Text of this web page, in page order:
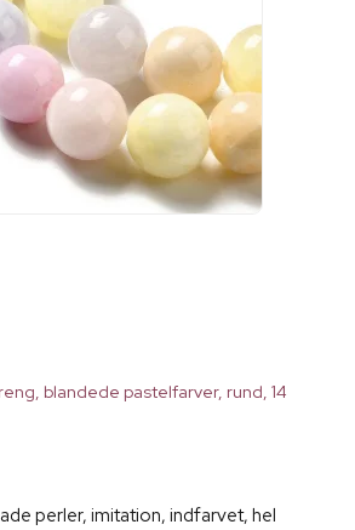
blandede pastelfarver, rund, 14
perler, imitation, indfarvet, hel